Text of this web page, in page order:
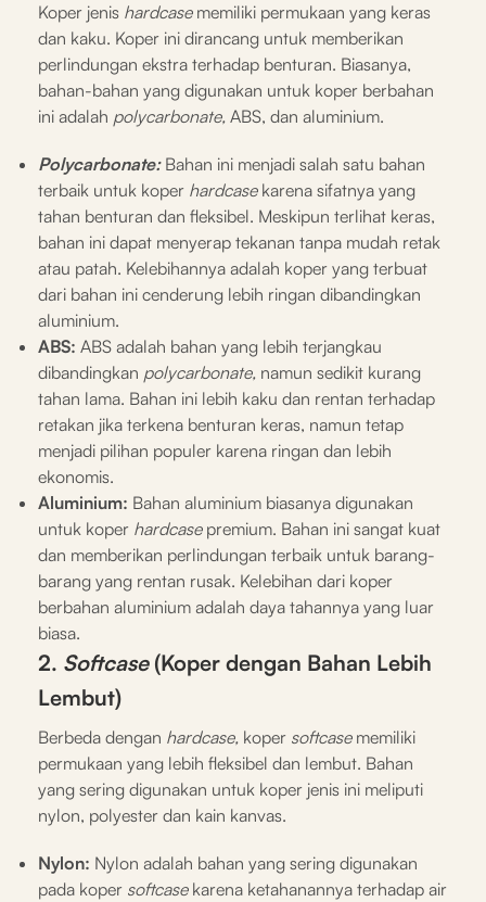
Koper jenis hardcasememiliki permukaan yang keras
dan kaku. Koper ini dirancang untuk memberikan
perlindungan ekstra terhadap benturan. Biasanya,
bahan-bahan yang digunakan untuk koper berbahan
ini adalah polycarbonate, ABS, dan aluminium.
Polycarbonate: Bahan ini menjadi salah satu bahan
terbaik untuk koper hardcase karena sifatnya yang
tahan benturan dan fleksibel. Meskipun terlihat keras,
bahan ini dapat menyerap tekanan tanpa mudah retak
atau patah. Kelebihannya adalah koper yang terbuat
dari bahan ini cenderung lebih ringan dibandingkan
aluminium.
ABS: ABS adalah bahan yang lebih terjangkau
dibandingkan polycarbonate, namun sedikit kurang
tahan lama. Bahan ini lebih kaku dan rentan terhadap
retakan jika terkena benturan keras, namun tetap
menjadi pilihan populer karena ringan dan lebih
ekonomis.
Aluminium: Bahan aluminium biasanya digunakan
untuk koper hardcasepremium. Bahan ini sangat kuat
dan memberikan perlindungan terbaik untuk barang-
barang yang rentan rusak. Kelebihan dari koper
berbahan aluminium adalah daya tahannya yang luar
biasa.
2. Softcase(Koper dengan Bahan Lebih
Lembut)
Berbeda dengan hardcase, koper softcase memiliki
permukaan yang lebih fleksibel dan lembut. Bahan
yang sering digunakan untuk koper jenis ini meliputi
nylon, polyester dan kain kanvas.
Nylon: Nylon adalah bahan yang sering digunakan
pada koper softcase karena ketahanannya terhadap air